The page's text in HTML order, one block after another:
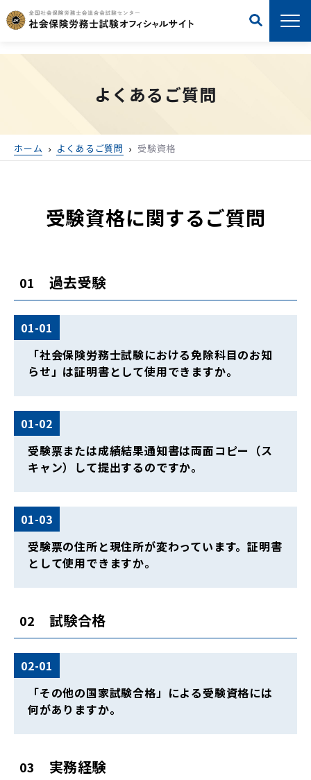
よくあるご質問
ホーム よくあるご質問 受験資格
受験資格に関するご質問
01 過去受験
01-01
「社会保険労務士試験における免除科目のお知
らせ」は証明書として使用できますか。
01-02
受験票または成績結果通知書は両面コピー（ス
キャン）して提出するのですか。
01-03
受験票の住所と現住所が変わっています。証明書
として使用できますか。
02 試験合格
02-01
「その他の国家試験合格」による受験資格には
何がありますか。
03 実務経験